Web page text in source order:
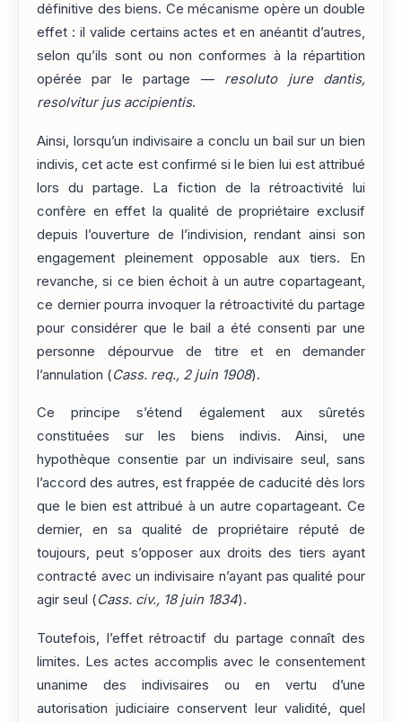
définitive des biens. Ce mécanisme opère un double
effet : il valide certains actes et en anéantit d’autres,
selon qu’ils sont ou non conformes à la répartition
opérée par le partage — resoluto jure dantis,
resolvitur jus accipientis.
Ainsi, lorsqu’un indivisaire a conclu un bail sur un bien
indivis, cet acte est confirmé si le bien lui est attribué
lors du partage. La fiction de la rétroactivité lui
confère en effet la qualité de propriétaire exclusif
depuis l’ouverture de l’indivision, rendant ainsi son
engagement pleinement opposable aux tiers. En
revanche, si ce bien échoit à un autre copartageant,
ce dernier pourra invoquer la rétroactivité du partage
pour considérer que le bail a été consenti par une
personne dépourvue de titre et en demander
l’annulation (Cass. req., 2 juin 1908).
Ce principe s’étend également aux sûretés
constituées sur les biens indivis. Ainsi, une
hypothèque consentie par un indivisaire seul, sans
l’accord des autres, est frappée de caducité dès lors
que le bien est attribué à un autre copartageant. Ce
dernier, en sa qualité de propriétaire réputé de
toujours, peut s’opposer aux droits des tiers ayant
contracté avec un indivisaire n’ayant pas qualité pour
agir seul (Cass. civ., 18 juin 1834).
Toutefois, l’effet rétroactif du partage connaît des
limites. Les actes accomplis avec le consentement
unanime des indivisaires ou en vertu d’une
autorisation judiciaire conservent leur validité, quel